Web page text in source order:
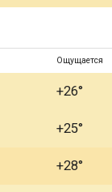
Ощущается
+26°
+25°
+28°